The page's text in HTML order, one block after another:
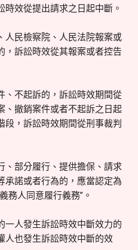
效從提出請求之日起中斷。
民檢察院、人民法院報案或
，訴訟時效從其報案或者控告
、不起訴的，訴訟時效期間從
、撤銷案件或者不起訴之日起
，訴訟時效期間從刑事裁判
部分履行、提供擔保、請求
承諾或者行為的，應當認定為
務人同意履行義務”。
人發生訴訟時效中斷效力的
人也發生訴訟時效中斷的效